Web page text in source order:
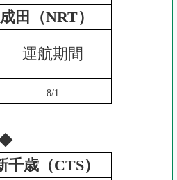
田（NRT）
運航期間
8/1
◆
歳（CTS）